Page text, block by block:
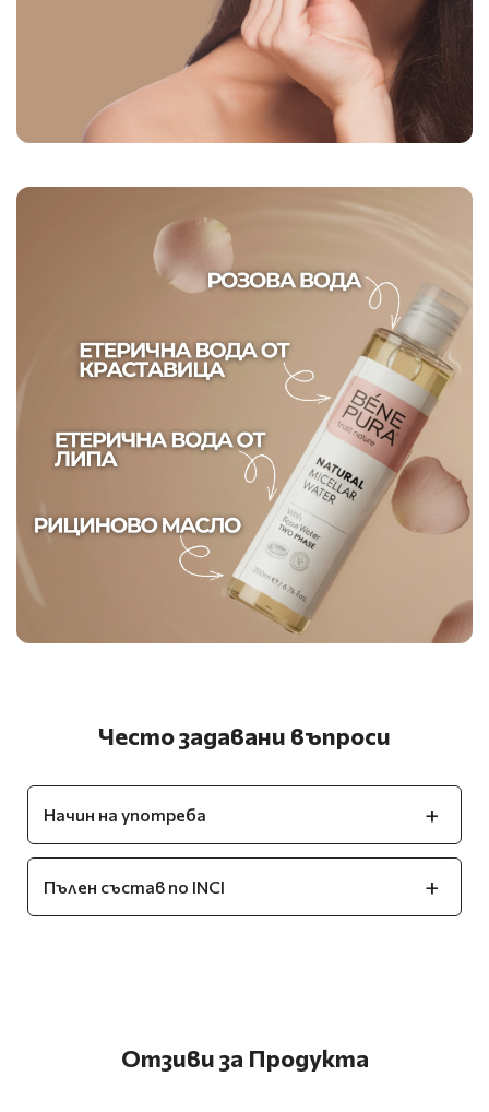
Често задавани въпроси
Начин на употреба
Пълен състав по INCI
Отзиви за Продукта